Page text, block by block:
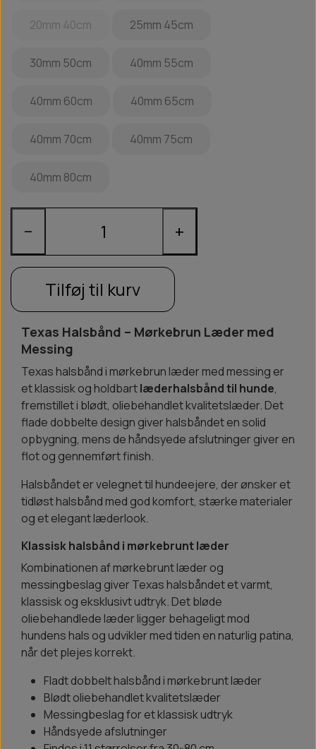
20mm 40cm 25mm 45cm
30mm 50cm 40mm 55cm
40mm 60cm 40mm 65cm
40mm 70cm 40mm 75cm
40mm 80cm
− +
Tilføj til kurv
Texas Halsbånd – Mørkebrun Læder med
Messing
Texas halsbånd i mørkebrun læder med messing er
et klassisk og holdbartlæderhalsbånd til hunde,
fremstillet i blødt, oliebehandlet kvalitetslæder. Det
flade dobbelte design giver halsbåndet en solid
opbygning, mens de håndsyede afslutninger giver en
flot og gennemført finish.
Halsbåndet er velegnet til hundeejere, der ønsker et
tidløst halsbånd med god komfort, stærke materialer
og et elegant læderlook.
Klassisk halsbånd i mørkebrunt læder
Kombinationen af mørkebrunt læder og
messingbeslag giver Texas halsbåndet et varmt,
klassisk og eksklusivt udtryk. Det bløde
oliebehandlede læder ligger behageligt mod
hundens hals og udvikler med tiden en naturlig patina,
når det plejes korrekt.
Fladt dobbelt halsbånd i mørkebrunt læder
Blødt oliebehandlet kvalitetslæder
Messingbeslag for et klassisk udtryk
Håndsyede afslutninger